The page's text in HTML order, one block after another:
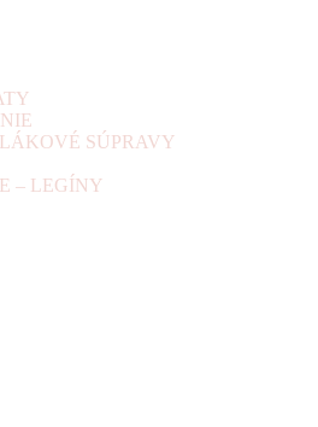
SÚPRAVY
– LEGÍNY